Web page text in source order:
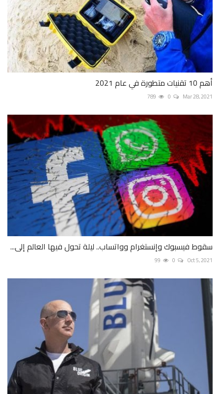
أهم 10 تقنيات متطورة في عام 2021
Mar 28, 2021
0
789
سقوط فيسبوك وإنستغرام وواتساب.. ليلة تحول فيها العالم إلى...
Oct 5, 2021
0
99